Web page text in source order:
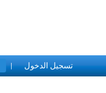
تسجيل الدخول